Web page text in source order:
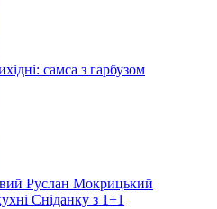
самса з гарбузом
Руслан Мокрицький
Сніданку з 1+1